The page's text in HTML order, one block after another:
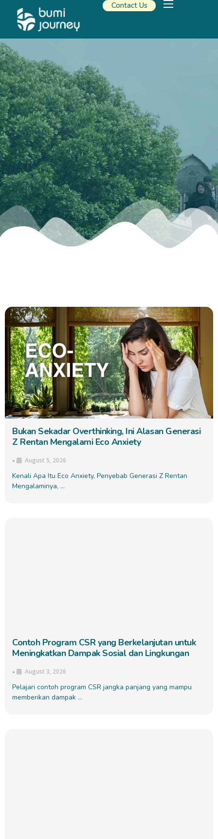
Our Solutions
Travel Resources
About Us
Contact Us
Bukan Sekadar Overthinking, Ini Alasan Generasi
Z Rentan Mengalami Eco Anxiety
• August 5, 2026
Kenali Apa Itu Eco Anxiety, Penyebab Generasi Z Rentan
Mengalaminya, …
Contoh Program CSR yang Berkelanjutan untuk
Meningkatkan Dampak Sosial dan Lingkungan
• August 3, 2026
Pelajari contoh program CSR jangka panjang yang mampu
memberikan dampak …